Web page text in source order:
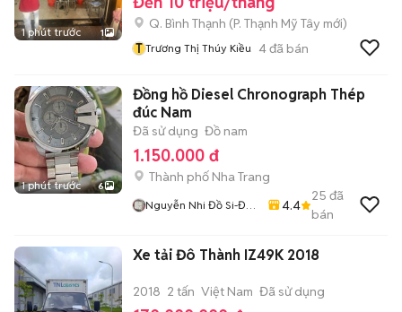
1 phút trước 1
Q. Bình Thạnh (P. Thạnh Mỹ Tây mới)
T Trương Thị Thúy Kiều 4đã bán
1 phút trước 6
Đồng hồ Diesel Chronograph Thép
đúc Nam
Đã sử dụng Đồ nam
1.150.000 đ
Thành phố Nha Trang
Nguyễn Nhi Đồ Si-Đồ
4.4
25 đã
bán
Xe tải Đô Thành IZ49K 2018
2018 2 tấn Việt Nam Đã sử dụng